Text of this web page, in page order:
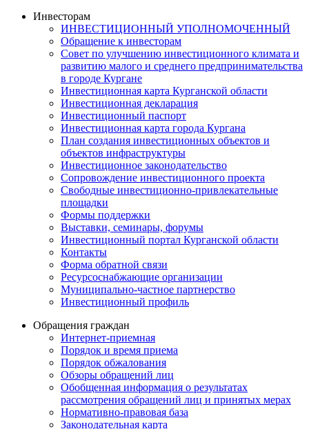
Инвесторам
ИНВЕСТИЦИОННЫЙ УПОЛНОМОЧЕННЫЙ
Обращение к инвесторам
Совет по улучшению инвестиционного климата и
развитию малого и среднего предпринимательства
в городе Кургане
Инвестиционная карта Курганской области
Инвестиционная декларация
Инвестиционный паспорт
Инвестиционная карта города Кургана
План создания инвестиционных объектов и
объектов инфраструктуры
Инвестиционное законодательство
Сопровождение инвестиционного проекта
Свободные инвестиционно-привлекательные
площадки
Формы поддержки
Выставки, семинары, форумы
Инвестиционный портал Курганской области
Контакты
Форма обратной связи
Ресурсоснабжающие организации
Муниципально-частное партнерство
Инвестиционный профиль
Обращения граждан
Интернет-приемная
Порядок и время приема
Порядок обжалования
Обзоры обращений лиц
Обобщенная информация о результатах
рассмотрения обращений лиц и принятых мерах
Нормативно-правовая база
Законодательная карта